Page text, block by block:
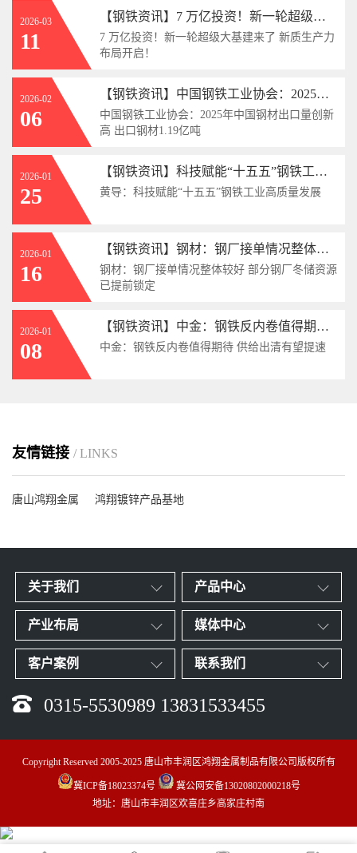
一半，跃升为电力装机主体。装机量的增
2026-03
11
【钢铁资讯】7 万亿投资！新一轮超级大基建来了 新质生产力布局开启！
7 万亿投资！新一轮超级大基建来了 新质生产力
布局开启！
2026-02
06
【钢铁资讯】中国钢铁工业协会：2025年中国钢材出口量创新高 出口钢材1.19亿吨
中国钢铁工业协会：2025年中国钢材出口量创新
高 出口钢材1.19亿吨
2026-01
25
【钢铁资讯】科技赋能“十五五”钢铁工业高质量发展
黄导：科技赋能“十五五”钢铁工业高质量发展
2026-01
16
【钢铁资讯】钢材：钢厂接单情况整体较好 部分钢厂冬储资源已提前锁定
钢材：钢厂接单情况整体较好 部分钢厂冬储资源
已提前锁定
2026-01
08
【钢铁资讯】中金：钢铁反内卷值得期待 供给出清有望提速
中金：钢铁反内卷值得期待 供给出清有望提速
友情链接 / LINKS
唐山鸿翔金属 鸿翔镀锌产品基地
关于我们 产品中心
产业布局 媒体中心
客户案例 联系我们
0315-5530989 13831533455
Copyright Reserved 2005-2025 唐山市丰润区鸿翔金属制品有限公司版权所有
冀ICP备18023374号
冀公网安备13020802000218号
地址：唐山市丰润区欢喜庄乡高家庄村南